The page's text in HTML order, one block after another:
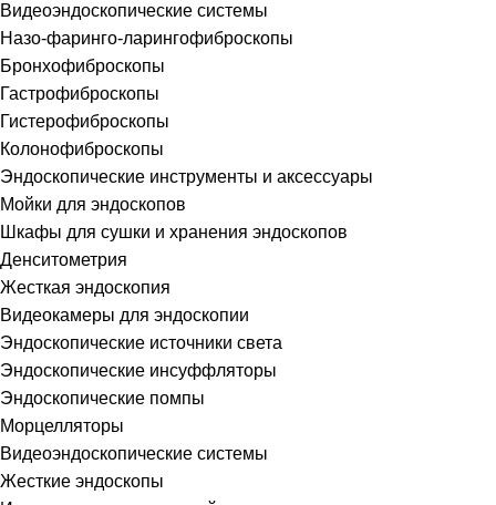
Видеоэндоскопические системы
Назо-фаринго-ларингофиброскопы
Бронхофиброскопы
Гастрофиброскопы
Гистерофиброскопы
Колонофиброскопы
Эндоскопические инструменты и аксессуары
Мойки для эндоскопов
Шкафы для сушки и хранения эндоскопов
Денситометрия
Жесткая эндоскопия
Видеокамеры для эндоскопии
Эндоскопические источники света
Эндоскопические инсуффляторы
Эндоскопические помпы
Морцелляторы
Видеоэндоскопические системы
Жесткие эндоскопы